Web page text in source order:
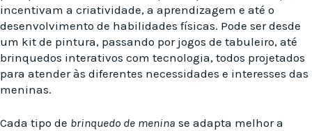
incentivam a criatividade, a aprendizagem e até o
desenvolvimento de habilidades físicas. Pode ser desde
um kit de pintura, passando por jogos de tabuleiro, até
brinquedos interativos com tecnologia, todos projetados
para atender às diferentes necessidades e interesses das
meninas.
Cada tipo de brinquedo de menina se adapta melhor a